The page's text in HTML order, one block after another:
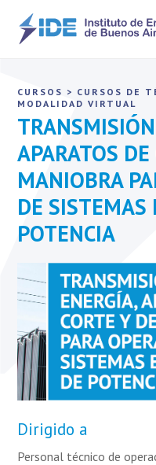
CURSOS > CURSOS DE
MODALIDAD VIRTUAL
APARATOS
MANIOBRA
DE SISTEMAS
POTENCIA
Dirigido a
Personal técnico de